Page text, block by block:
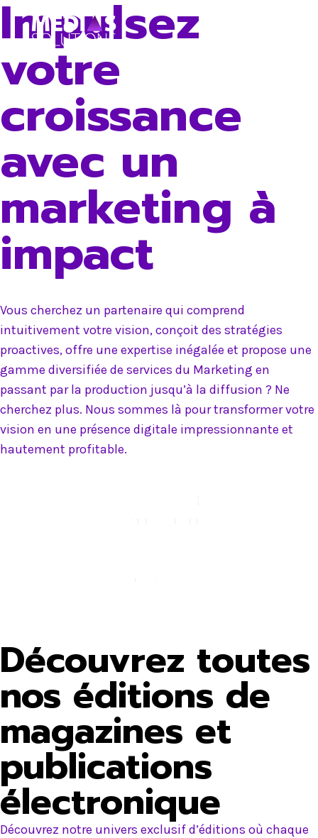
Skip
Impulsez
votre
croissance
avec un
marketing à
impact
Vous cherchez un partenaire qui comprend
intuitivement votre vision, conçoit des stratégies
proactives, offre une expertise inégalée et propose une
gamme diversifiée de services du Marketing en
passant par la production jusqu’à la diffusion ? Ne
cherchez plus. Nous sommes là pour transformer votre
vision en une présence digitale impressionnante et
hautement profitable.
Découvrez toutes
nos éditions de
magazines et
publications
électronique
Découvrez notre univers exclusif d’éditions où chaque